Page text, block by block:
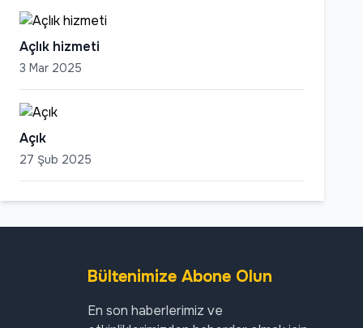
Açlık hizmeti
3 Mar 2025
Açık
27 Şub 2025
Bültenimize Abone Olun
En son haberlerimiz ve